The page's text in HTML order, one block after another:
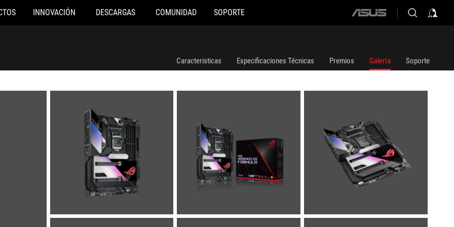
INNOVACIÓN DESCARGAS COMUNIDAD SOPORTE
ASUS
Caracteristicas Especificaciones Técnicas Premios Galería Soporte